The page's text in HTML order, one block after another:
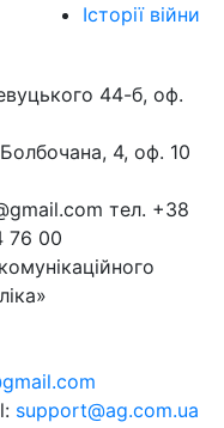
Історії війни
44-б, оф.
4, оф. 10
тел. +38
76 00
support@ag.com.ua